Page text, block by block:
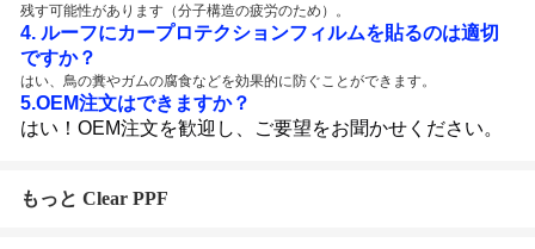
残す可能性があります（分子構造の疲労のため）。
4. ルーフにカープロテクションフィルムを貼るのは適切
ですか？
はい、鳥の糞やガムの腐食などを効果的に防ぐことができます。
5.OEM注文はできますか？
はい！OEM注文を歓迎し、ご要望をお聞かせください。
もっと Clear PPF